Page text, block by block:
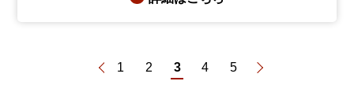
1 2 3 4 5